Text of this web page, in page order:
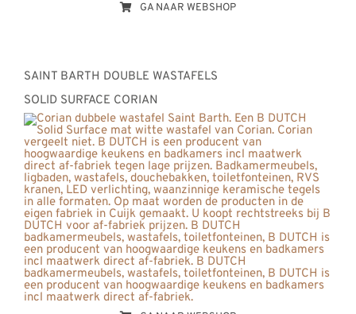
GA NAAR WEBSHOP
SAINT BARTH DOUBLE WASTAFELS
SOLID SURFACE CORIAN